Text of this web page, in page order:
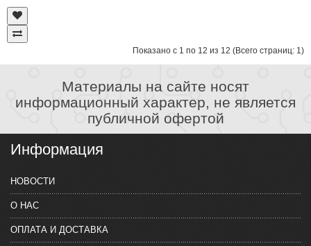
Показано с 1 по 12 из 12 (Всего страниц: 1)
Материалы на сайте носят
информационный характер, не является
публичной офертой
Информация
НОВОСТИ
О НАС
ОПЛАТА И ДОСТАВКА